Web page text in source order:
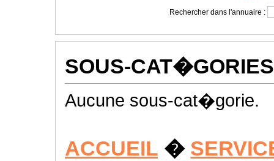
Rechercher dans l'annuaire :
SOUS-CAT�GORIES
Aucune sous-cat�gorie.
ACCUEIL �